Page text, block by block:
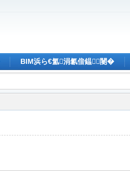
BIM浜ら€氳涓氱偣鎾闄�